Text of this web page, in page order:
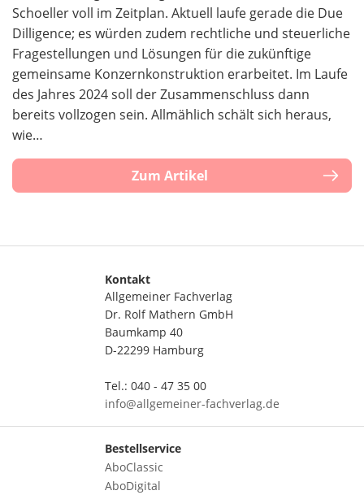
Schoeller voll im Zeitplan. Aktuell laufe gerade die Due
Dilligence; es würden zudem rechtliche und steuerliche
Fragestellungen und Lösungen für die zukünftige
gemeinsame Konzernkonstruktion erarbeitet. Im Laufe
des Jahres 2024 soll der Zusammenschluss dann
bereits vollzogen sein. Allmählich schält sich heraus,
wie…
Zum Artikel
Kontakt
Allgemeiner Fachverlag
Dr. Rolf Mathern GmbH
Baumkamp 40
D-22299 Hamburg
Tel.: 040 - 47 35 00
info@allgemeiner-fachverlag.de
Bestellservice
AboClassic
AboDigital